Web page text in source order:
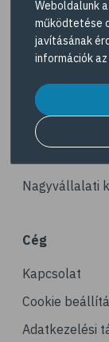
#
# zaklatás
# online
# bullying
#
#
# horgászat
# horgászás
#
#
Navigáció
Gyöngy
Nagyvállalati
Cég
Kapcsolat
Cookie
Adatkezelési
Weboldalunk
működtetése
javításának
információk az